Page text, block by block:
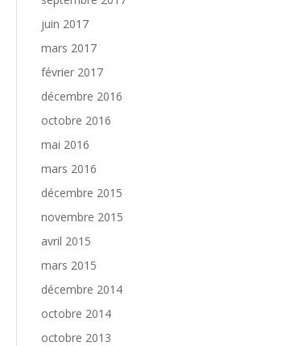
juin 2017
mars 2017
février 2017
décembre 2016
octobre 2016
mai 2016
mars 2016
décembre 2015
novembre 2015
avril 2015
mars 2015
décembre 2014
octobre 2014
octobre 2013